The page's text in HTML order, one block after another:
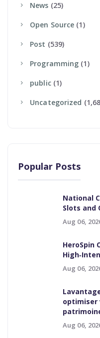
News (25)
Open Source (1)
Post (539)
Programming (1)
Public(1)
Uncategorized
Popular Posts
National
Slots and
Aug 06,
HeroSpin
Aug 06,
optimiser
Aug 06,